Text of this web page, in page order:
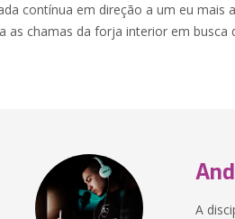
contínua em direção a um eu mais
as chamas da forja interior em busca
A